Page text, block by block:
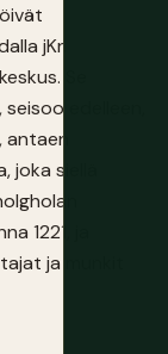
jKr.
Se
edelleen,
siellä
1221, ja
ja munkit